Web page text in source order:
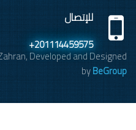
Developed and Designed
byBeGroup
للإتصال
+201114459575